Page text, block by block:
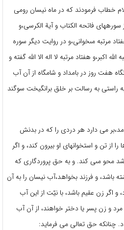
خطاب فرمودند كه در ماه نيسان رومى
فاتحه الكتاب و آية الكرسى،و
مرتبه‏ مى‏خوانى،و در روايت ديگر سوره
اكبر،و هفتاد مرتبه لا اله الا اللّه گفته‏ و
هفت روز در بامداد و شامگاه از آن آب
راستى‏ به رسالت بر خلق برانگيخت سوگند
مى‏ دارد هر دردى را كه در بدنش
از تن‏ و استخوان‏هاى او بيرون كند، و اگر
محو مىی كند. و به حق پروردگارى كه
باشد، و فرزند بخواهد،آب نيسان را به آن
و اگر زن عقيم باشد، با نيّت از اين آب
مرد و زن پسر يا دختر خواهند، از آن آب
چنان‏كه حق تعالى می ‏فرمايد: